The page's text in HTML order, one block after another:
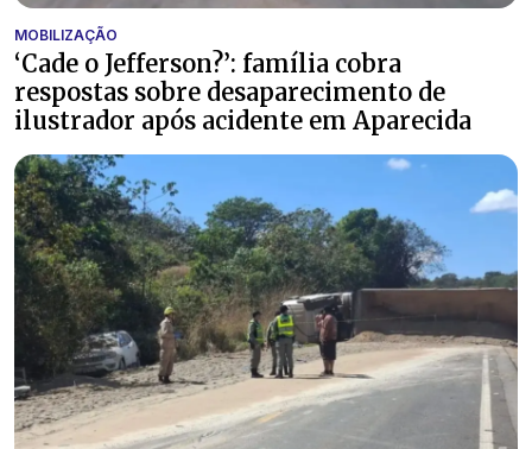
MOBILIZAÇÃO
‘Cade o Jefferson?’: família cobra
respostas sobre desaparecimento de
ilustrador após acidente em Aparecida